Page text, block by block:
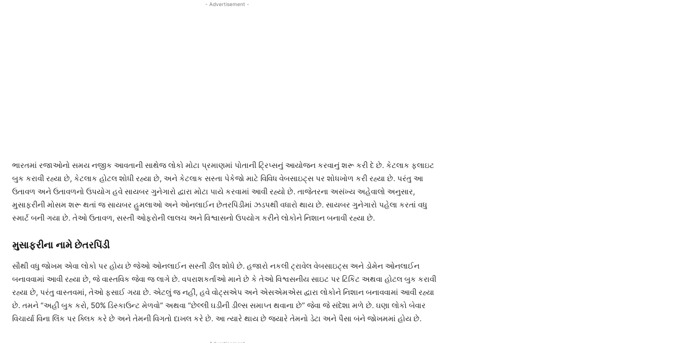
- Advertisement -
ભારતમાં રજાઓનો સમય નજીક આવતાની સાથેજ લોકો મોટા પ્રમાણમાં પોતાની ટ્રિપ્સનું આયોજન કરવાનું શરૂ કરી દે છે. કેટલાક ફ્લાઇટ
બુક કરાવી રહ્યા છે, કેટલાક હોટલ શોધી રહ્યા છે, અને કેટલાક સસ્તા પેકેજો માટે વિવિધ વેબસાઇટ્સ પર શોધખોળ કરી રહ્યા છે. પરંતુ આ
ઉતાવળ અને ઉતાવળનો ઉપયોગ હવે સાયબર ગુનેગારો દ્વારા મોટા પાયે કરવામાં આવી રહ્યો છે. તાજેતરના અસંખ્ય અહેવાલો અનુસાર,
મુસાફરીની મોસમ શરૂ થતાં જ સાયબર હુમલાઓ અને ઓનલાઈન છેતરપિંડીમાં ઝડપથી વધારો થાય છે. સાયબર ગુનેગારો પહેલા કરતાં વધુ
સ્માર્ટ બની ગયા છે. તેઓ ઉતાવળ, સસ્તી ઓફરોની લાલચ અને વિશ્વાસનો ઉપયોગ કરીને લોકોને નિશાન બનાવી રહ્યા છે.
મુસાફરીના નામે છેતરપિંડી
સૌથી વધુ જોખમ એવા લોકો પર હોય છે જેઓ ઓનલાઈન સસ્તી ડીલ શોધે છે. હજારો નકલી ટ્રાવેલ વેબસાઇટ્સ અને ડોમેન ઓનલાઈન
બનાવવામાં આવી રહ્યા છે, જે વાસ્તવિક જેવા જ લાગે છે. વપરાશકર્તાઓ માને છે કે તેઓ વિશ્વસનીય સાઇટ પર ટિકિટ અથવા હોટલ બુક કરાવી
રહ્યા છે, પરંતુ વાસ્તવમાં, તેઓ ફસાઈ ગયા છે. એટલું જ નહીં, હવે વોટ્સએપ અને એસએમએસ દ્વારા લોકોને નિશાન બનાવવામાં આવી રહ્યા
છે. તમને “અહીં બુક કરો, 50% ડિસ્કાઉન્ટ મેળવો” અથવા “છેલ્લી ઘડીની ડીલ્સ સમાપ્ત થવાના છે” જેવા જે સંદેશા મળે છે. ઘણા લોકો બેવાર
વિચાર્યા વિના લિંક પર ક્લિક કરે છે અને તેમની વિગતો દાખલ કરે છે. આ ત્યારે થાય છે જ્યારે તેમનો ડેટા અને પૈસા બંને જોખમમાં હોય છે.